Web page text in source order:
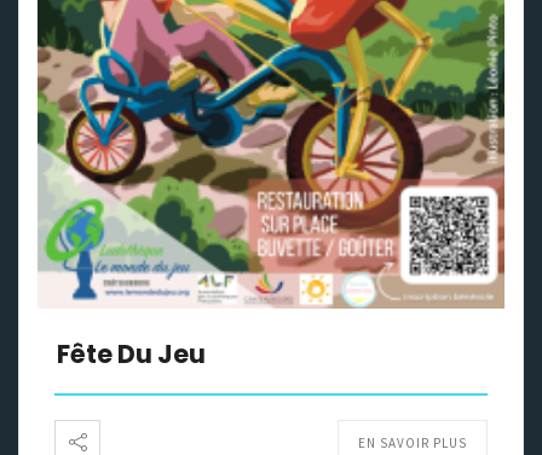
Fête Du Jeu
EN SAVOIR PLUS